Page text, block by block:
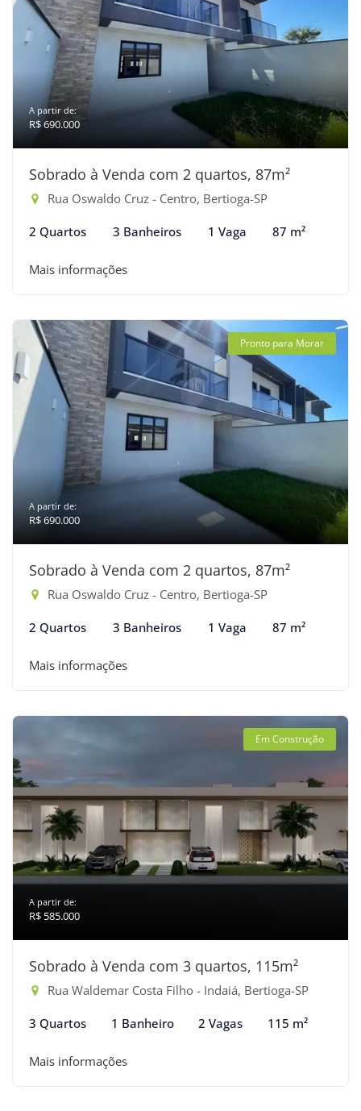
A partir de:
R$ 690.000
Sobrado à Venda com 2 quartos, 87m²
Rua Oswaldo Cruz - Centro, Bertioga-SP
2 Quartos 3 Banheiros 1 Vaga 87 m²
Mais informações
Pronto para Morar
A partir de:
R$ 690.000
Sobrado à Venda com 2 quartos, 87m²
Rua Oswaldo Cruz - Centro, Bertioga-SP
2 Quartos 3 Banheiros 1 Vaga 87 m²
Mais informações
Em Construção
A partir de:
R$ 585.000
Sobrado à Venda com 3 quartos, 115m²
Rua Waldemar Costa Filho - Indaiá, Bertioga-SP
3 Quartos 1 Banheiro 2 Vagas 115 m²
Mais informações